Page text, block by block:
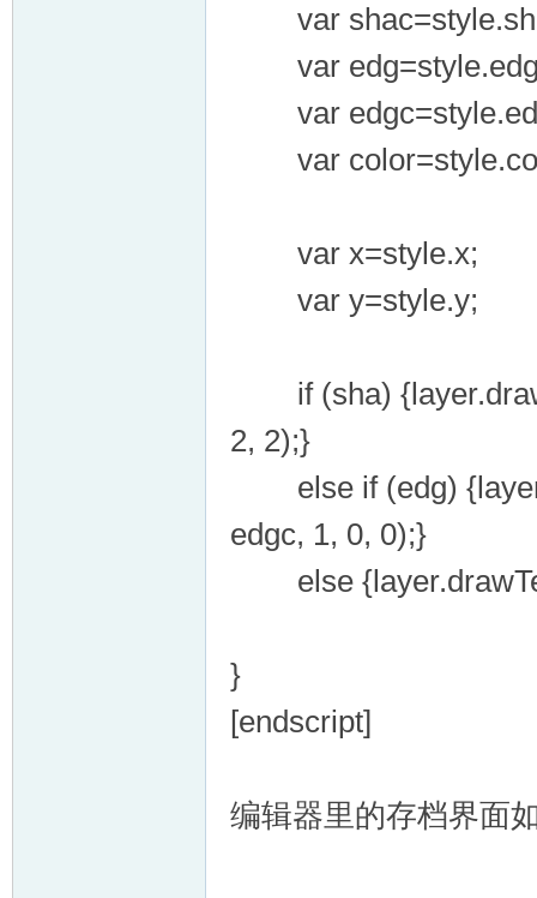
var
var
var
var
var x=style.x;
var y=style.y;
if (sha)
2, 2);}
else if (edg)
edgc, 1, 0, 0);}
else
}
[endscript]
编辑器里的存档界面